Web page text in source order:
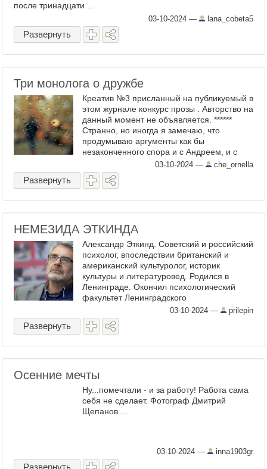
после тринадцати ...
03-10-2024 — lana_cobeta5
Развернуть
Три монолога о дружбе
Креатив №3 присланный на публикуемый в
этом журнале конкурс прозы . Авторство на
данный момент не объявляется. ******
Странно, но иногда я замечаю, что
продумываю аргументы как бы
незаконченного спора и с Андреем, и с
Сашей Соколовым, особенно это было в то
время, когда я еще ...
03-10-2024 — che_ornella
Развернуть
НЕМЕЗИДА ЭТКИНДА
Александр Эткинд. Советский и российский
психолог, впоследствии британский и
американский культуролог, историк
культуры и литературовед. Родился в
Ленинграде. Окончил психологический
факультет Ленинградского
государственного университета. Там же
защитил кандидатскую, а после ...
03-10-2024 — prilepin
Развернуть
Осенние мечты
Ну...помечтали - и за работу! Работа сама
себя не сделает. Фотограф Дмитрий
Щепанов ...
03-10-2024 — inna1903gr
Развернуть